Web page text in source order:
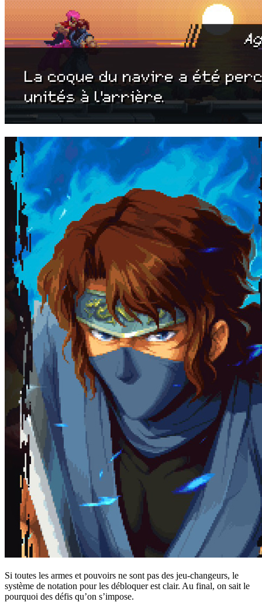
Si toutes les armes et pouvoirs ne sont pas des jeu-changeurs, le
système de notation pour les débloquer est clair. Au final, on sait le
pourquoi des défis qu’on s’impose.